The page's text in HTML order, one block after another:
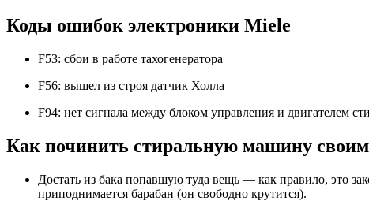
Коды ошибок электроники Miele
F53: сбои в работе тахогенератора
F56: вышел из строя датчик Холла
F94: нет сигнала между блоком управления и двигателем
Как починить стиральную машину
Достать из бака попавшую туда вещь — как правило, это
приподнимается барабан (он свободно крутится).